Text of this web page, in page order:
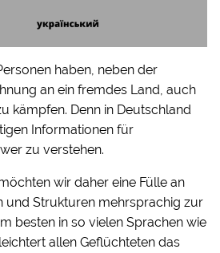
haben, neben der
an ein fremdes Land, auch
kämpfen. Denn in Deutschland
Informationen für
zu verstehen.
wir daher eine Fülle an
und Strukturen mehrsprachig zur
besten in so vielen Sprachen wie
allen Geflüchteten das